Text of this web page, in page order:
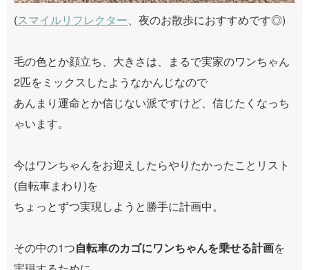
(スマイルリフレクター、夜のお散歩におすすめです◎)
毛の色とか顔立ち、大きさは、まるで実家のワンちゃん
2匹をミックスしたようなかんじなので
あんまり運命とか信じない派ですけど、信じたくなっち
ゃいます。
今はワンちゃんをお迎えしたらやりたかったことリスト
(自転車まわり)を
ちょっとずつ実現しようと勝手に計画中。
その中の1つ自転車のカゴにワンちゃんを乗せる計画を